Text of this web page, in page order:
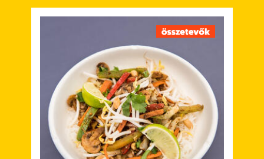
INDIAN VEG STIR FRY BOWL
Basmati rizs, Juliene sárgarépa, Mungóbabcsíra,
Fehér káposzta, Pirított gomba, Zöld Kaliforniai
Paprika, Piros Kaliforniai Paprika, Lime, Friss
Koriander, Földimogyoró, Tamarind chutney,
Paradicsom chutney, Chili chutney
Allergének: Földimogyoró